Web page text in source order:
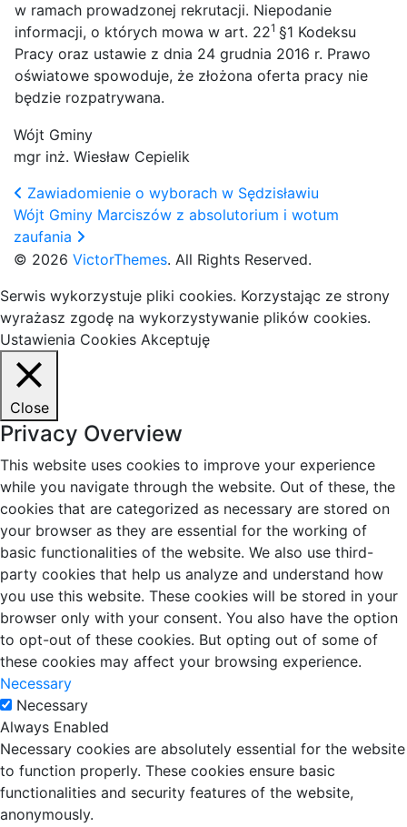
w ramach prowadzonej rekrutacji. Niepodanie
informacji, o których mowa w art. 221 §1 Kodeksu
Pracy oraz ustawie z dnia 24 grudnia 2016 r. Prawo
oświatowe spowoduje, że złożona oferta pracy nie
będzie rozpatrywana.
Wójt Gminy
mgr inż. Wiesław Cepielik
Zawiadomienie o wyborach w Sędzisławiu
Wójt Gminy Marciszów z absolutorium i wotum
zaufania
© 2026 VictorThemes. All Rights Reserved.
Serwis wykorzystuje pliki cookies. Korzystając ze strony
wyrażasz zgodę na wykorzystywanie plików cookies.
Ustawienia Cookies Akceptuję
Close
Privacy Overview
This website uses cookies to improve your experience
while you navigate through the website. Out of these, the
cookies that are categorized as necessary are stored on
your browser as they are essential for the working of
basic functionalities of the website. We also use third-
party cookies that help us analyze and understand how
you use this website. These cookies will be stored in your
browser only with your consent. You also have the option
to opt-out of these cookies. But opting out of some of
these cookies may affect your browsing experience.
Necessary
Necessary
Always Enabled
Necessary cookies are absolutely essential for the website
to function properly. These cookies ensure basic
functionalities and security features of the website,
anonymously.